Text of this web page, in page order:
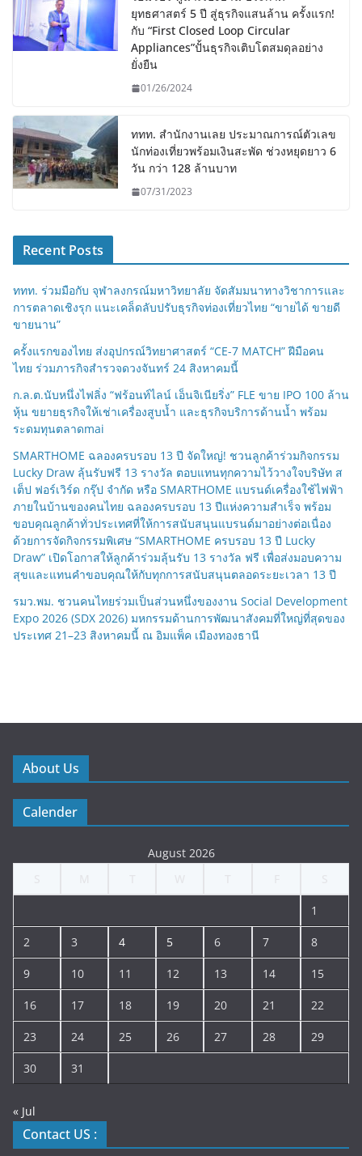
ยุทธศาสตร์ 5 ปี สู่ธุรกิจแสนล้าน ครั้งแรก!
กับ “First Closed Loop Circular
Appliances”ปั้นธุรกิจเติบโตสมดุลอย่าง
ยั่งยืน
01/26/2024
ททท. สำนักงานเลย ประมาณการณ์ตัวเลข
นักท่องเที่ยวพร้อมเงินสะพัด ช่วงหยุดยาว 6
วัน กว่า 128 ล้านบาท
07/31/2023
Recent Posts
ททท. ร่วมมือกับ จุฬาลงกรณ์มหาวิทยาลัย จัดสัมมนาทางวิชาการและ
การตลาดเชิงรุก แนะเคล็ดลับปรับธุรกิจท่องเที่ยวไทย “ขายได้ ขายดี
ขายนาน”
ครั้งแรกของไทย ส่งอุปกรณ์วิทยาศาสตร์ “CE-7 MATCH” ฝีมือคน
ไทย ร่วมภารกิจสำรวจดวงจันทร์ 24 สิงหาคมนี้
ก.ล.ต.นับหนึ่งไฟลิ่ง “ฟร้อนท์ไลน์ เอ็นจิเนียริ่ง” FLE ขาย IPO 100 ล้าน
หุ้น ขยายธุรกิจให้เช่าเครื่องสูบน้ำ และธุรกิจบริการด้านน้ำ พร้อม
ระดมทุนตลาดmai
SMARTHOME ฉลองครบรอบ 13 ปี จัดใหญ่! ชวนลูกค้าร่วมกิจกรรม
Lucky Draw ลุ้นรับฟรี 13 รางวัล ตอบแทนทุกความไว้วางใจบริษัท ส
เต็ป ฟอร์เวิร์ด กรุ๊ป จำกัด หรือ SMARTHOME แบรนด์เครื่องใช้ไฟฟ้า
ภายในบ้านของคนไทย ฉลองครบรอบ 13 ปีแห่งความสำเร็จ พร้อม
ขอบคุณลูกค้าทั่วประเทศที่ให้การสนับสนุนแบรนด์มาอย่างต่อเนื่อง
ด้วยการจัดกิจกรรมพิเศษ “SMARTHOME ครบรอบ 13 ปี Lucky
Draw” เปิดโอกาสให้ลูกค้าร่วมลุ้นรับ 13 รางวัล ฟรี เพื่อส่งมอบความ
สุขและแทนคำขอบคุณให้กับทุกการสนับสนุนตลอดระยะเวลา 13 ปี
รมว.พม. ชวนคนไทยร่วมเป็นส่วนหนึ่งของงาน Social Development
Expo 2026 (SDX 2026) มหกรรมด้านการพัฒนาสังคมที่ใหญ่ที่สุดของ
ประเทศ 21–23 สิงหาคมนี้ ณ อิมแพ็ค เมืองทองธานี
About Us
Calender
August 2026
1
2 3 4 5 6 7 8
9 10 11 12 13 14 15
16 17 18 19 20 21 22
23 24 25 26 27 28 29
30 31
« Jul
Contact US :